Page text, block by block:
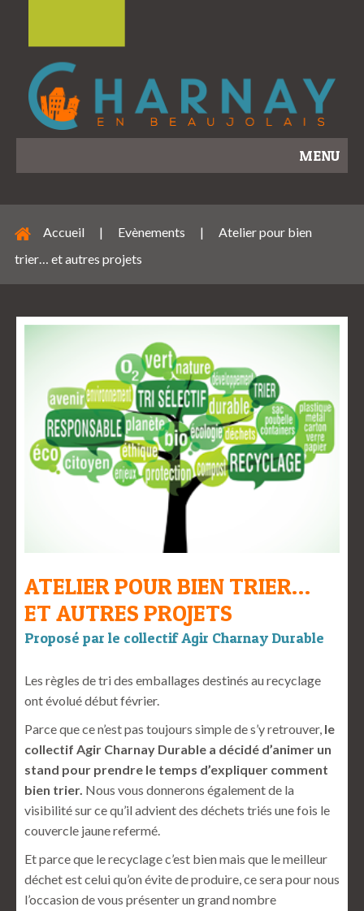
MENU
Accueil | Evènements |
Atelier pour bien
trier… et autres projets
ATELIER POUR BIEN TRIER…
ET AUTRES PROJETS
Proposé par le collectif Agir Charnay Durable
Les règles de tri des emballages destinés au recyclage
ont évolué début février.
Parce que ce n’est pas toujours simple de s’y retrouver, le
collectif Agir Charnay Durable a décidé d’animer un
stand pour prendre le temps d’expliquer comment
bien trier. Nous vous donnerons également de la
visibilité sur ce qu’il advient des déchets triés une fois le
couvercle jaune refermé.
Et parce que le recyclage c’est bien mais que le meilleur
déchet est celui qu’on évite de produire, ce sera pour nous
l’occasion de vous présenter un grand nombre